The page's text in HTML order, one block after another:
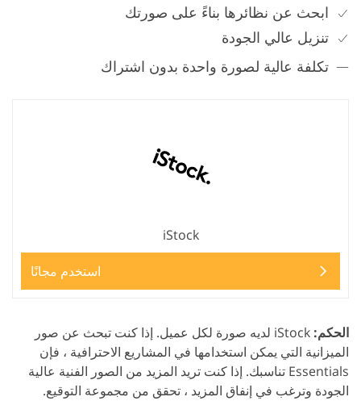
ابحث عن نظائرها بناءً على صورتك
تنزيل عالي الجودة
تكلفة عالية لصورة واحدة بدون اشتراك
iStock
استخدم مجانًا
الحكم:
iStock لديه صورة لكل عميل. إذا كنت تبحث عن صور
الميزانية التي يمكن استخدامها في المشاريع الاحترافية ، فإن
Essentials تناسبك. إذا كنت تريد المزيد من الصور الفنية عالية
الجودة وترغب في إنفاق المزيد ، تحقق من مجموعة التوقيع.